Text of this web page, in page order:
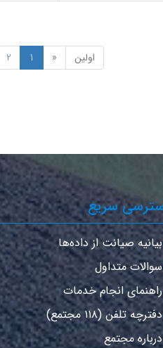
اولین «
1
2
سریع
بیانیه صیانت از داده‌ها
سوالات متداول
راهنمای انجام خدمات
دفترچه تلفن (۱۱۸ مجتمع)
درباره مجتمع